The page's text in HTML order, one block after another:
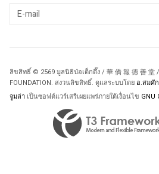
ลิขสิทธิ์ © 2569 มูลนิธิป่อเต็กตึ๊ง / 華 僑 報 德 善 堂 /
FOUNDATION. สงวนลิขสิทธิ์. ดูแลระบบโดย อ.สมศั
จูมล่า เป็นซอฟต์แวร์เสรีเผยแพร่ภายใต้เงื่อนไข GNU